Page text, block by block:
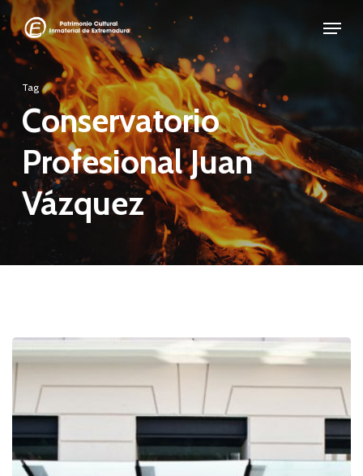
Skip
main
content
Menu
Tag
Conservatorio
Profesional Juan
Vázquez
XL
Semana
Musical
de
Santa